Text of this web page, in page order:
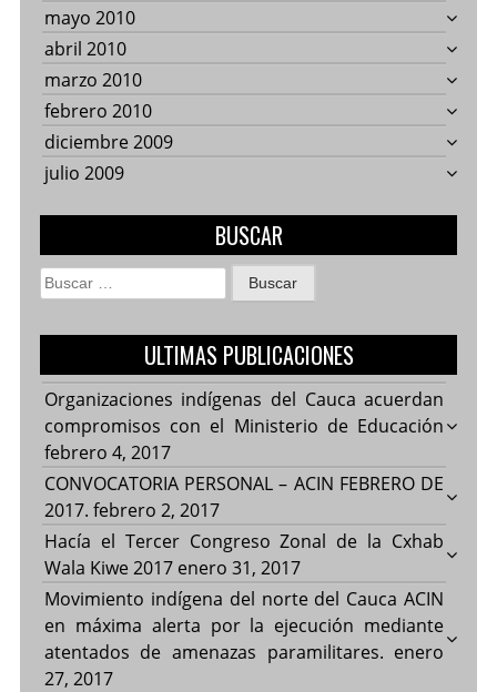
mayo 2010
abril 2010
marzo 2010
febrero 2010
diciembre 2009
julio 2009
BUSCAR
Buscar:
ULTIMAS PUBLICACIONES
Organizaciones indígenas del Cauca acuerdan
compromisos con el Ministerio de Educación
febrero 4, 2017
CONVOCATORIA PERSONAL – ACIN FEBRERO DE
2017. febrero 2, 2017
Hacía el Tercer Congreso Zonal de la Cxhab
Wala Kiwe 2017 enero 31, 2017
Movimiento indígena del norte del Cauca ACIN
en máxima alerta por la ejecución mediante
atentados de amenazas paramilitares. enero
27, 2017